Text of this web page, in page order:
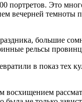
портретов. Это
вечерней темноты
большие
рельсы
в показ
восхищением